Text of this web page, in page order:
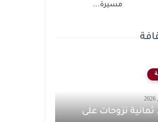
مسيرة...
نزوحات على